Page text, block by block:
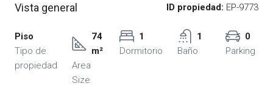
Vista general ID propiedad: EP-9773
Piso
Tipo de
propiedad
74
m²
Area
Size
1
Dormitorio
1
Baño
0
Parking